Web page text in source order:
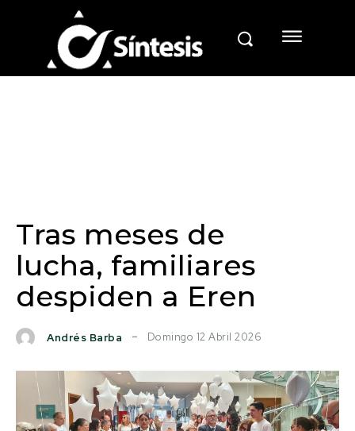
Tras meses de
lucha, familiares
despiden a Eren
Andrés Barba Domingo 12 Abril 2026